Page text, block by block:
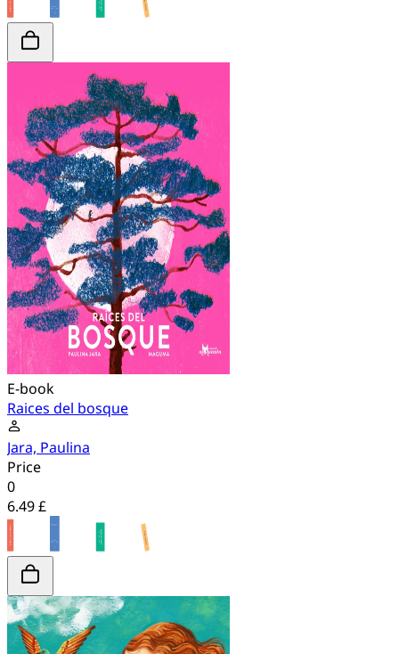
E-book
Raices del bosque
Jara, Paulina
Price
0
6.49 £